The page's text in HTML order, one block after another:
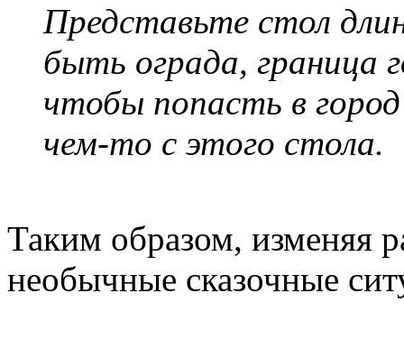
Представьте стол
быть ограда, граница
чтобы попасть в
чем-то с этого стола.
Таким образом, изменяя
необычные сказочные